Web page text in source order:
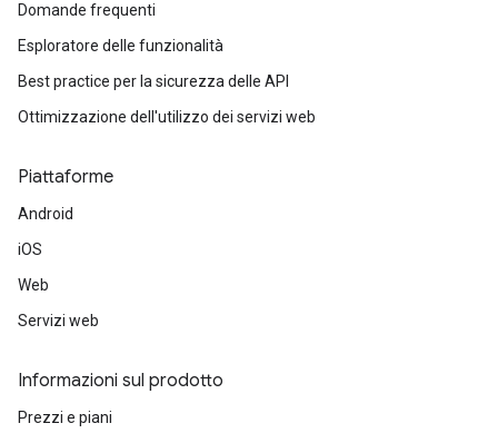
Domande frequenti
Esploratore delle funzionalità
Best practice per la sicurezza delle API
Ottimizzazione dell'utilizzo dei servizi web
Piattaforme
Android
iOS
Web
Servizi web
Informazioni sul prodotto
Prezzi e piani